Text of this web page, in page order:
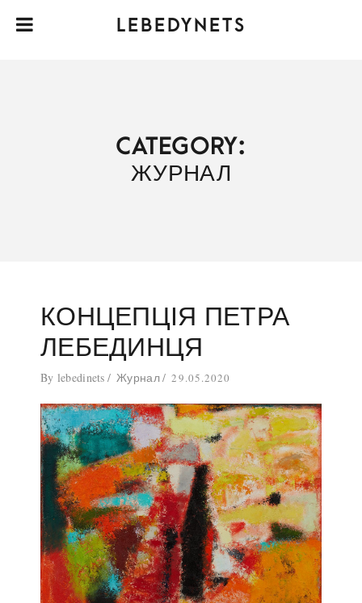
LEBEDYNETS
CATEGORY:
ЖУРНАЛ
КОНЦЕПЦІЯ ПЕТРА
ЛЕБЕДИНЦЯ
By lebedinets Журнал 29.05.2020